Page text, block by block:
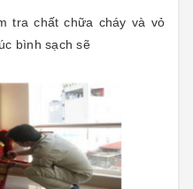
tra chất chữa cháy và vỏ
bình sạch sẽ